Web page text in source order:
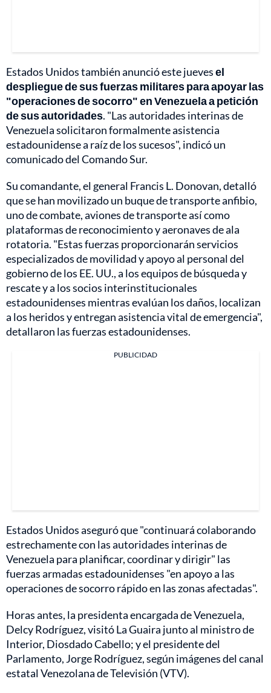
Estados Unidos también anunció este juevesel
despliegue de sus fuerzas militares para apoyar las
"operaciones de socorro" en Venezuela a petición
de sus autoridades. "Las autoridades interinas de
Venezuela solicitaron formalmente asistencia
estadounidense a raíz de los sucesos", indicó un
comunicado del Comando Sur.
Su comandante, el general Francis L. Donovan, detalló
que se han movilizado un buque de transporte anfibio,
uno de combate, aviones de transporte así como
plataformas de reconocimiento y aeronaves de ala
rotatoria. "Estas fuerzas proporcionarán servicios
especializados de movilidad y apoyo al personal del
gobierno de los EE. UU., a los equipos de búsqueda y
rescate y a los socios interinstitucionales
estadounidenses mientras evalúan los daños, localizan
a los heridos y entregan asistencia vital de emergencia",
detallaron las fuerzas estadounidenses.
PUBLICIDAD
Estados Unidos aseguró que "continuará colaborando
estrechamente con las autoridades interinas de
Venezuela para planificar, coordinar y dirigir" las
fuerzas armadas estadounidenses "en apoyo a las
operaciones de socorro rápido en las zonas afectadas".
Horas antes, la presidenta encargada de Venezuela,
Delcy Rodríguez, visitó La Guaira junto al ministro de
Interior, Diosdado Cabello; y el presidente del
Parlamento, Jorge Rodríguez, según imágenes del canal
estatal Venezolana de Televisión (VTV).